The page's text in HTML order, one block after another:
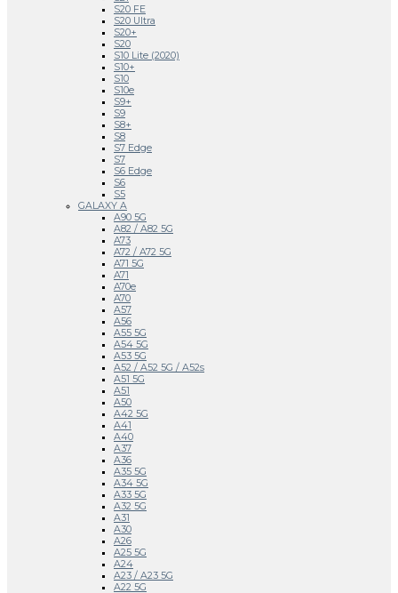
S20 FE
S20 Ultra
S20+
S20
S10 Lite (2020)
S10+
S10
S10e
S9+
S9
S8+
S8
S7 Edge
S7
S6 Edge
S6
S5
GALAXY A
A90 5G
A82 / A82 5G
A73
A72 / A72 5G
A71 5G
A71
A70e
A70
A57
A56
A55 5G
A54 5G
A53 5G
A52 / A52 5G / A52s
A51 5G
A51
A50
A42 5G
A41
A40
A37
A36
A35 5G
A34 5G
A33 5G
A32 5G
A31
A30
A26
A25 5G
A24
A23 / A23 5G
A22 5G